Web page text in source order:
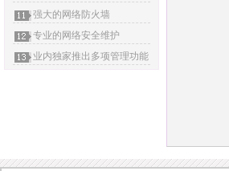
强大的网络防火墙
专业的网络安全维护
业内独家推出多项管理功能